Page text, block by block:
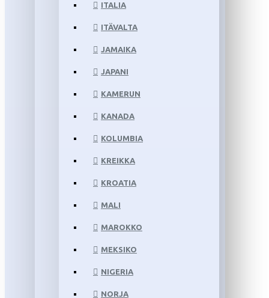
ITALIA
ITÄVALTA
JAMAIKA
JAPANI
KAMERUN
KANADA
KOLUMBIA
KREIKKA
KROATIA
MALI
MAROKKO
MEKSIKO
NIGERIA
NORJA